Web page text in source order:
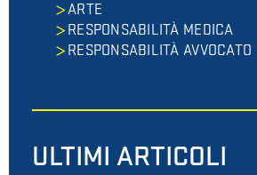
ARTE
RESPONSABILITÀ MEDICA
RESPONSABILITÀ AVVOCATO
ULTIMI ARTICOLI